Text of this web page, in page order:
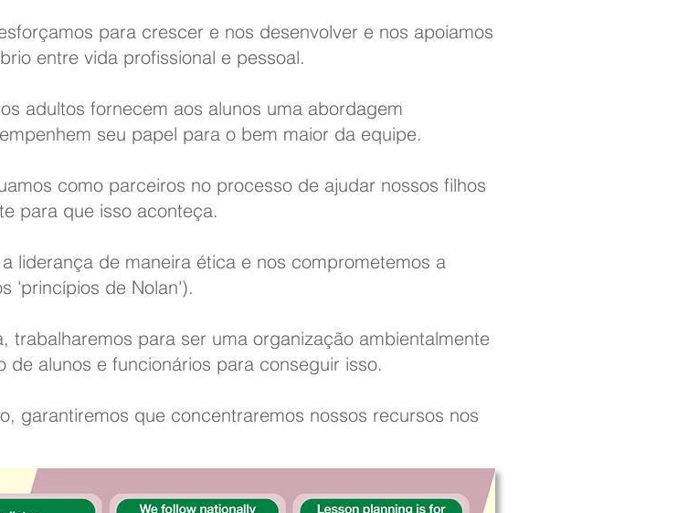
para crescer e nos desenvolver e nos apoiamos
entre vida profissional e pessoal.
adultos fornecem aos alunos uma abordagem
seu papel para o bem maior da equipe.
como parceiros no processo de ajudar nossos filhos
para que isso aconteça.
liderança de maneira ética e nos comprometemos a
'princípios de Nolan').
trabalharemos para ser uma organização ambientalmente
alunos e funcionários para conseguir isso.
garantiremos que concentraremos nossos recursos nos